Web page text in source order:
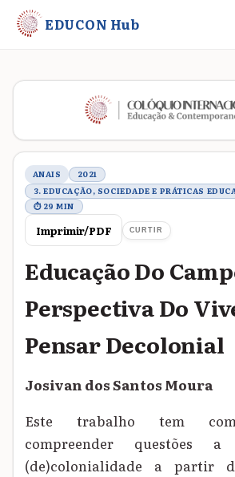
EDUCON Hub
Metadados do trabalho
ANAIS
2021
3. EDUCAÇÃO, SOCIEDADE E PRÁTICAS
⏱ 29 MIN
Imprimir/PDF CURTIR
Educação Do
Perspectiva Do
Pensar Decolonial
Josivan dos Santos Moura
Este trabalho tem
compreender questões
(de)colonialidade a partir